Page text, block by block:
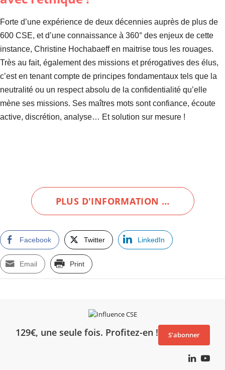
Forte d’une expérience de deux décennies auprès de plus de
600 CSE, et d’une connaissance à 360° des enjeux de cette
instance, Christine Hochabaeff en maitrise tous les rouages.
Très au fait, également des missions et prérogatives des élus,
c’est en tenant compte de principes fondamentaux tels que la
neutralité ou un respect absolu de la confidentialité qu’elle
mène ses missions. Ses maîtres mots sont confiance, écoute
active, discrétion, analyse… Et solution sur mesure !
PLUS D'INFORMATION …
Facebook Twitter LinkedIn
Email Print
129€, une seule fois. Profitez-en ! S’abonner